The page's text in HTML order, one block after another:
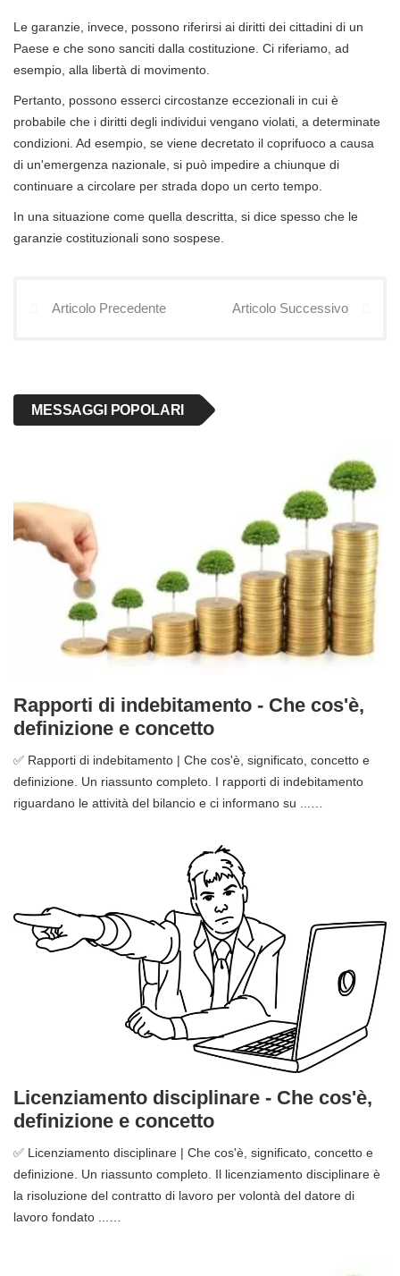
Le garanzie, invece, possono riferirsi ai diritti dei cittadini di un
Paese e che sono sanciti dalla costituzione. Ci riferiamo, ad
esempio, alla libertà di movimento.
Pertanto, possono esserci circostanze eccezionali in cui è
probabile che i diritti degli individui vengano violati, a determinate
condizioni. Ad esempio, se viene decretato il coprifuoco a causa
di un'emergenza nazionale, si può impedire a chiunque di
continuare a circolare per strada dopo un certo tempo.
In una situazione come quella descritta, si dice spesso che le
garanzie costituzionali sono sospese.
Articolo Precedente Articolo Successivo
MESSAGGI POPOLARI
Rapporti di indebitamento - Che cos'è,
definizione e concetto
✅ Rapporti di indebitamento | Che cos'è, significato, concetto e
definizione. Un riassunto completo. I rapporti di indebitamento
riguardano le attività del bilancio e ci informano su ...…
Licenziamento disciplinare - Che cos'è,
definizione e concetto
✅ Licenziamento disciplinare | Che cos'è, significato, concetto e
definizione. Un riassunto completo. Il licenziamento disciplinare è
la risoluzione del contratto di lavoro per volontà del datore di
lavoro fondato ...…